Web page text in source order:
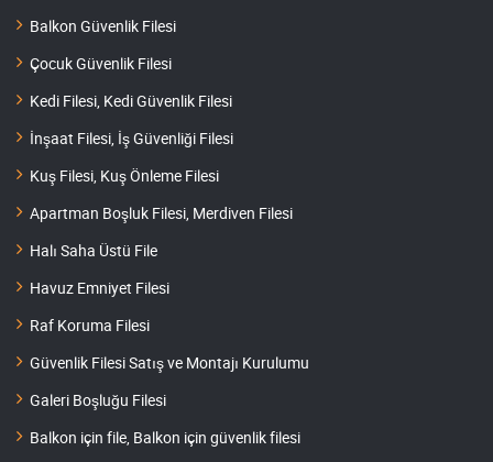
Balkon Güvenlik Filesi
Çocuk Güvenlik Filesi
Kedi Filesi, Kedi Güvenlik Filesi
İnşaat Filesi, İş Güvenliği Filesi
Kuş Filesi, Kuş Önleme Filesi
Apartman Boşluk Filesi, Merdiven Filesi
Halı Saha Üstü File
Havuz Emniyet Filesi
Raf Koruma Filesi
Güvenlik Filesi Satış ve Montajı Kurulumu
Galeri Boşluğu Filesi
Balkon için file, Balkon için güvenlik filesi